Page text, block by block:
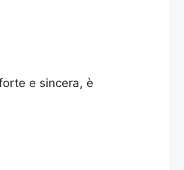
e sincera, è